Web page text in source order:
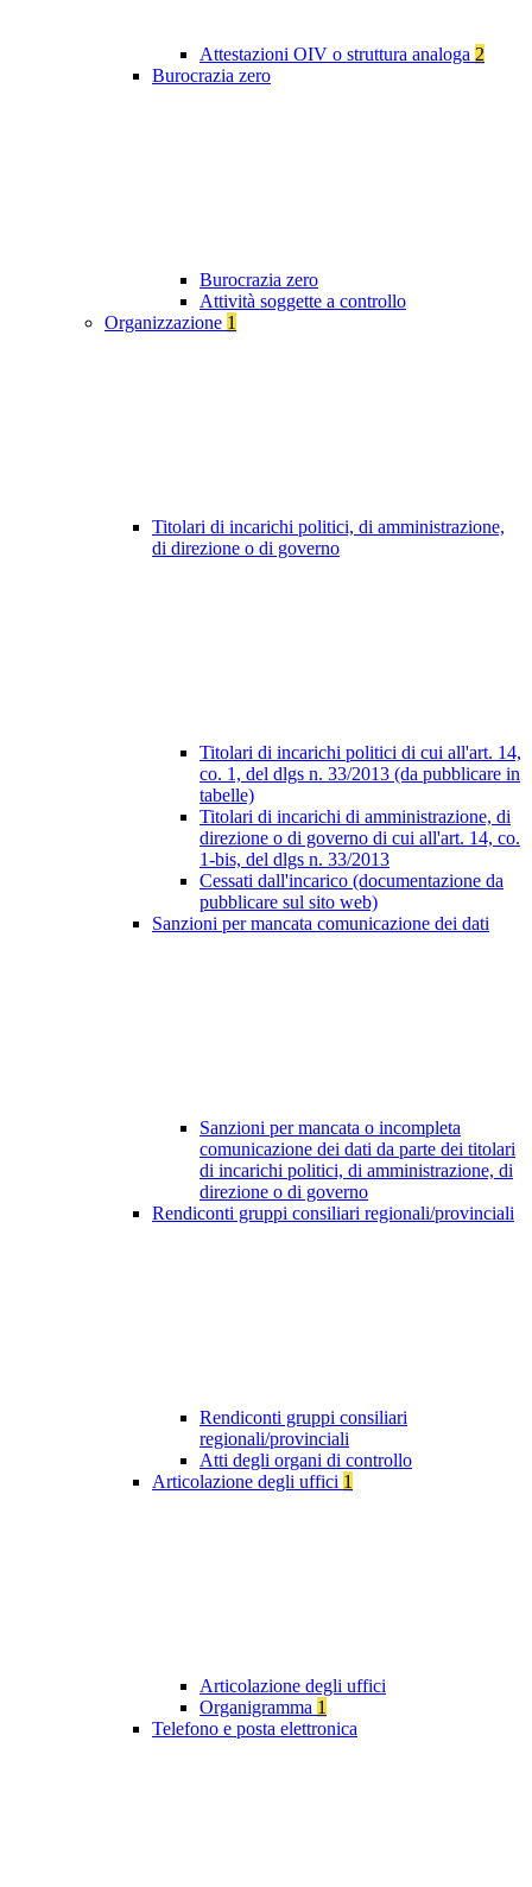
Attestazioni OIV o struttura analoga 2
Burocrazia zero
Burocrazia zero
Attività soggette a controllo
Organizzazione 1
Titolari di incarichi politici, di amministrazione,
di direzione o di governo
Titolari di incarichi politici di cui all'art. 14,
co. 1, del dlgs n. 33/2013 (da pubblicare in
tabelle)
Titolari di incarichi di amministrazione, di
direzione o di governo di cui all'art. 14, co.
1-bis, del dlgs n. 33/2013
Cessati dall'incarico (documentazione da
pubblicare sul sito web)
Sanzioni per mancata comunicazione dei dati
Sanzioni per mancata o incompleta
comunicazione dei dati da parte dei titolari
di incarichi politici, di amministrazione, di
direzione o di governo
Rendiconti gruppi consiliari regionali/provinciali
Rendiconti gruppi consiliari
regionali/provinciali
Atti degli organi di controllo
Articolazione degli uffici 1
Articolazione degli uffici
Organigramma 1
Telefono e posta elettronica